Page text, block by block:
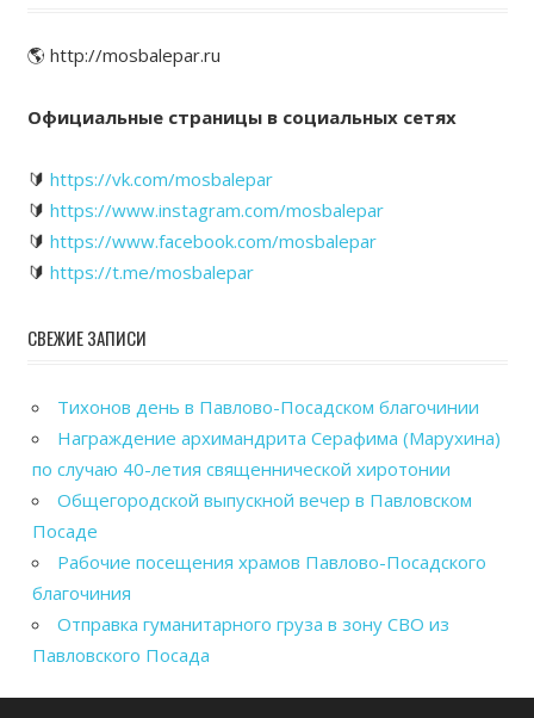
🌎 http://mosbalepar.ru
Официальные страницы в социальных сетях
🔰 https://vk.com/mosbalepar
🔰 https://www.instagram.com/mosbalepar
🔰 https://www.facebook.com/mosbalepar
🔰 https://t.me/mosbalepar
СВЕЖИЕ ЗАПИСИ
Тихонов день в Павлово-Посадском благочинии
Награждение архимандрита Серафима (Марухина)
по случаю 40-летия священнической хиротонии
Общегородской выпускной вечер в Павловском
Посаде
Рабочие посещения храмов Павлово-Посадского
благочиния
Отправка гуманитарного груза в зону СВО из
Павловского Посада